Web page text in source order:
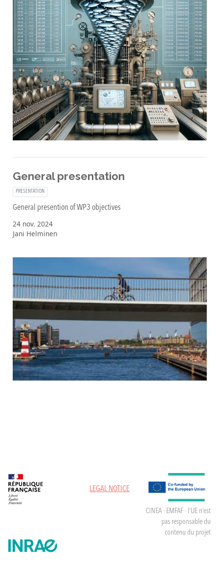
General presentation
PRESENTATION
General presention of WP3 objectives
24 nov. 2024
Jani Helminen
LEGAL NOTICE
CINEA - EMFAF - l’UE n’est
pas responsable du
contenu du projet